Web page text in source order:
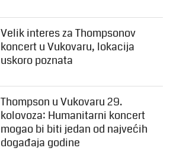
Velik interes za Thompsonov
koncert u Vukovaru, lokacija
uskoro poznata
Thompson u Vukovaru 29.
kolovoza: Humanitarni koncert
mogao bi biti jedan od najvećih
događaja godine